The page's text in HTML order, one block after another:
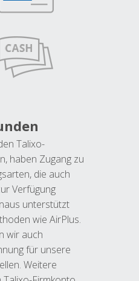
Talixo-
haben Zugang zu
die auch
Verfügung
unterstützt
wie AirPlus.
wir auch
für unsere
Weitere